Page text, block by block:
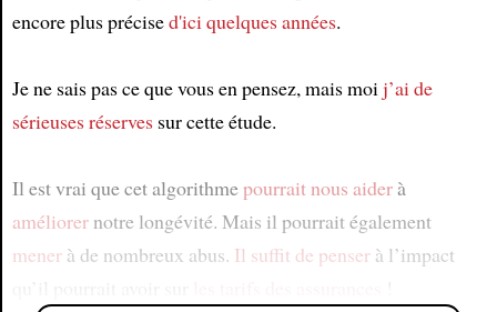
encore plus précised'ici quelques années.
Je ne sais pas ce que vous en pensez, mais moij’ai de
sérieuses réservessur cette étude.
Il est vrai que cet algorithmepourrait nous aiderà
améliorernotre longévité. Mais il pourrait également
menerà de nombreux abus. Il suffit de penserà l’impact